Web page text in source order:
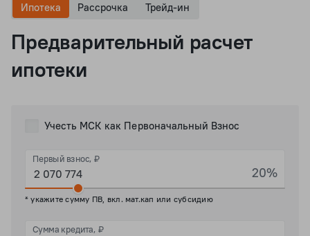
Предварительный расчет
ипотеки
Ипотека Рассрочка Трейд-ин
Учесть МСК как Первоначальный Взнос
Первый взнос, ₽
20%
* укажите сумму ПВ, вкл. мат.кап или субсидию
Сумма кредита, ₽